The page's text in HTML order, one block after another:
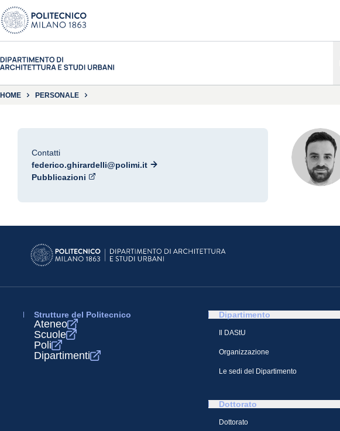
HOME PERSONALE
Contatti
federico.ghirardelli@polimi.it
Pubblicazioni
Strutture del Politecnico
Ateneo
Scuole
Poli
Dipartimenti
Dipartimento
Il DAStU
Organizzazione
Le sedi del Dipartimento
Dottorato
Dottorato